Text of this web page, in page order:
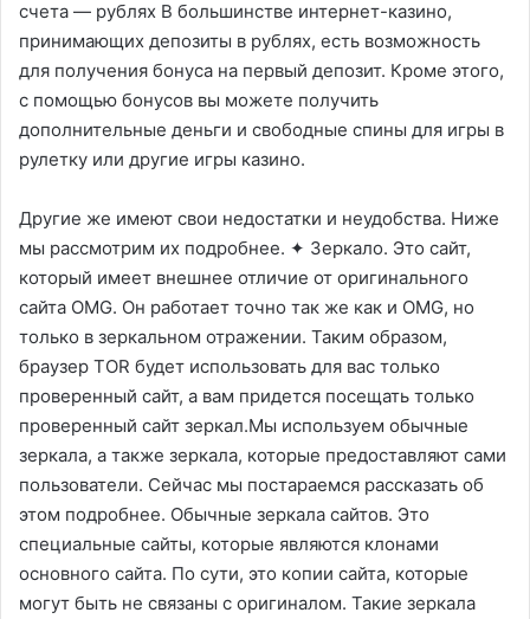
счета — рублях В большинстве интернет-казино,
принимающих депозиты в рублях, есть возможность
для получения бонуса на первый депозит. Кроме этого,
с помощью бонусов вы можете получить
дополнительные деньги и свободные спины для игры в
рулетку или другие игры казино.
Другие же имеют свои недостатки и неудобства. Ниже
мы рассмотрим их подробнее. ✦ Зеркало. Это сайт,
который имеет внешнее отличие от оригинального
сайта OMG. Он работает точно так же как и OMG, но
только в зеркальном отражении. Таким образом,
браузер TOR будет использовать для вас только
проверенный сайт, а вам придется посещать только
проверенный сайт зеркал.Мы используем обычные
зеркала, а также зеркала, которые предоставляют сами
пользователи. Сейчас мы постараемся рассказать об
этом подробнее. Обычные зеркала сайтов. Это
специальные сайты, которые являются клонами
основного сайта. По сути, это копии сайта, которые
могут быть не связаны с оригиналом. Такие зеркала